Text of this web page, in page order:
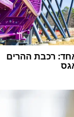
רכבת ההרים